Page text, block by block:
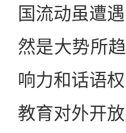
国流动虽遭
然是大势所
响力和话语
教育对外开